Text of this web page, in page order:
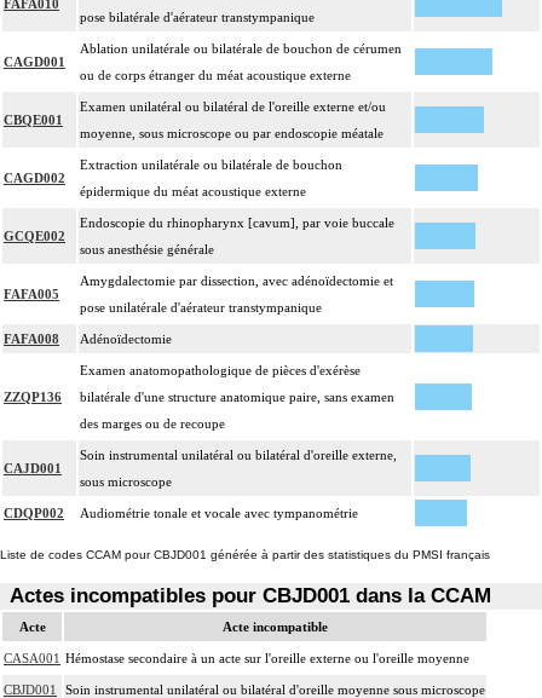
FAFA010
pose bilatérale d'aérateur transtympanique
CAGD001
Ablation unilatérale ou bilatérale de bouchon de cérumen
ou de corps étranger du méat acoustique externe
CBQE001
Examen unilatéral ou bilatéral de l'oreille externe et/ou
moyenne, sous microscope ou par endoscopie méatale
CAGD002
Extraction unilatérale ou bilatérale de bouchon
épidermique du méat acoustique externe
GCQE002
Endoscopie du rhinopharynx [cavum], par voie buccale
sous anesthésie générale
FAFA005
Amygdalectomie par dissection, avec adénoïdectomie et
pose unilatérale d'aérateur transtympanique
FAFA008 Adénoïdectomie
ZZQP136
Examen anatomopathologique de pièces d'exérèse
bilatérale d'une structure anatomique paire, sans examen
des marges ou de recoupe
CAJD001
Soin instrumental unilatéral ou bilatéral d'oreille externe,
sous microscope
CDQP002 Audiométrie tonale et vocale avec tympanométrie
Liste de codes CCAM pour CBJD001 générée à partir des statistiques du PMSI français
Actes incompatibles pour CBJD001 dans la CCAM
Acte Acte incompatible
CASA001 Hémostase secondaire à un acte sur l'oreille externe ou l'oreille moyenne
CBJD001 Soin instrumental unilatéral ou bilatéral d'oreille moyenne sous microscope